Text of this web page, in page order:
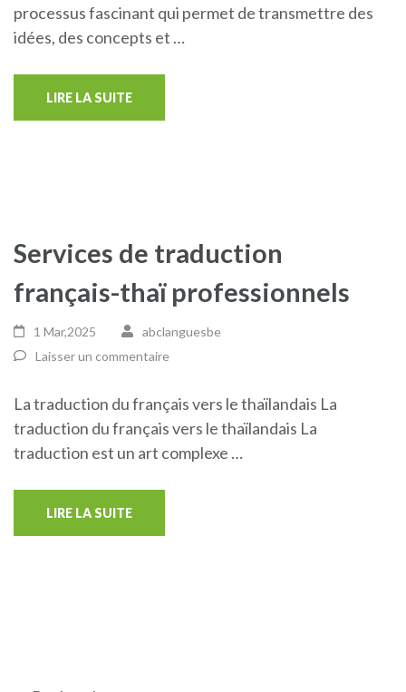
processus fascinant qui permet de transmettre des
idées, des concepts et …
LIRE LA SUITE
Services de traduction
français-thaï professionnels
1 Mar,2025
abclanguesbe
Laisser un commentaire
La traduction du français vers le thaïlandais La
traduction du français vers le thaïlandais La
traduction est un art complexe …
LIRE LA SUITE